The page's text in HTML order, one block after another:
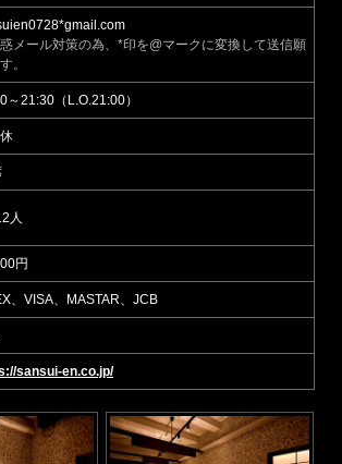
メール対策の為、*印を@マークに変換して送信願
。
～21:30（L.O.21:00）
人
円
、VISA、MASTAR、JCB
sansui-en.co.jp/